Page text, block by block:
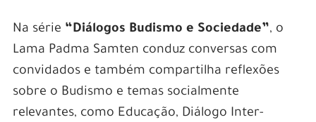
Na série “Diálogos Budismo e Sociedade”, o
Lama Padma Samten conduz conversas com
convidados e também compartilha reflexões
sobre o Budismo e temas socialmente
relevantes, como Educação, Diálogo Inter-